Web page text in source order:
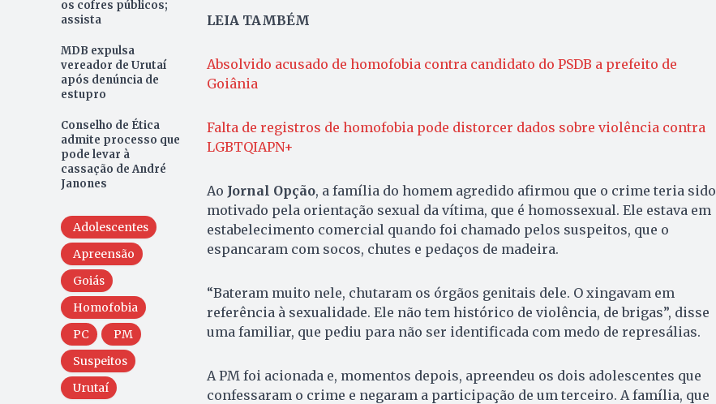
os cofres públicos;
assista
MDB expulsa
vereador de Urutaí
após denúncia de
estupro
Conselho de Ética
admite processo que
pode levar à
cassação de André
Janones
Adolescentes
Apreensão
Goiás
Homofobia
PC
PM
Suspeitos
Urutaí
LEIA TAMBÉM
Absolvido acusado de homofobia contra candidato do PSDB a prefeito de
Goiânia
Falta de registros de homofobia pode distorcer dados sobre violência contra
LGBTQIAPN+
Ao Jornal Opção, a família do homem agredido afirmou que o crime teria sido
motivado pela orientação sexual da vítima, que é homossexual. Ele estava em
estabelecimento comercial quando foi chamado pelos suspeitos, que o
espancaram com socos, chutes e pedaços de madeira.
“Bateram muito nele, chutaram os órgãos genitais dele. O xingavam em
referência à sexualidade. Ele não tem histórico de violência, de brigas”, disse
uma familiar, que pediu para não ser identificada com medo de represálias.
A PM foi acionada e, momentos depois, apreendeu os dois adolescentes que
confessaram o crime e negaram a participação de um terceiro. A família, que